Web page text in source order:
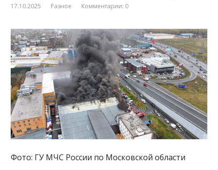
17.10.2025 Разное Комментарии: 0
Фото: ГУ МЧС России по Московской области